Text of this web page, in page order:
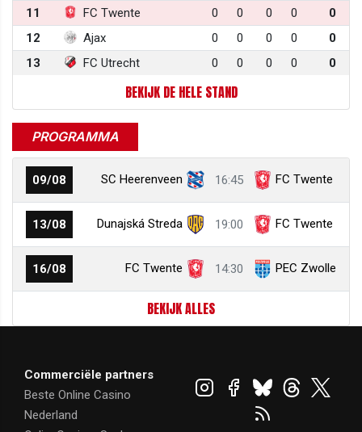
11
FC Twente 0 0 0 0
0
12
Ajax 0 0 0 0
0
13
FC Utrecht 0 0 0 0 0
BEKIJK DE HELE STAND
PROGRAMMA
09/08 SC Heerenveen 16:45 FC Twente
13/08 Dunajská Streda 19:00 FC Twente
16/08 FC Twente 14:30 PEC Zwolle
BEKIJK ALLES
Commerciële partners
Beste Online Casino
Nederland